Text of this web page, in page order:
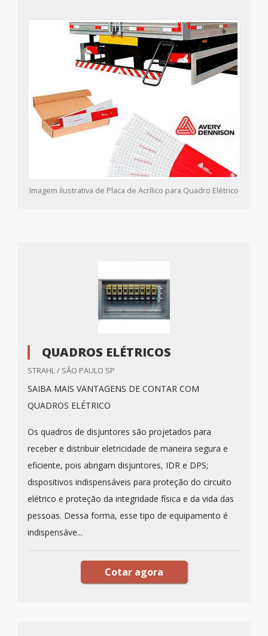
Imagem ilustrativa de Placa de Acrílico para Quadro Elétrico
QUADROS ELÉTRICOS
STRAHL / SÃO PAULO SP
SAIBA MAIS VANTAGENS DE CONTAR COM
QUADROS ELÉTRICO
Os quadros de disjuntores são projetados para
receber e distribuir eletricidade de maneira segura e
eficiente, pois abrigam disjuntores, IDR e DPS;
dispositivos indispensáveis para proteção do circuito
elétrico e proteção da integridade física e da vida das
pessoas. Dessa forma, esse tipo de equipamento é
indispensáve...
Cotar agora